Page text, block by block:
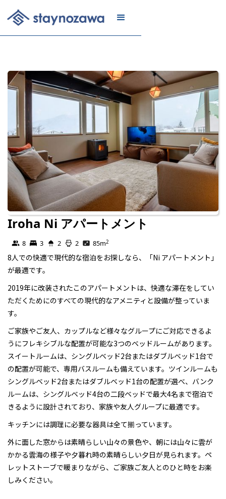
Iroha Ni アパートメント
8 3 2 2 85m2
8人での快適で現代的な宿泊をお探しなら、「Ni アパートメント」
が最適です。
2019年に改装されたこのアパートメントは、快適な滞在をしてい
ただくためにのすべての現代的なアメニティと設備が整っていま
す。
ご家族やご友人、カップルなど様々なグループにご対応できるよ
うにフレキシブルな配置が可能な3つのベッドルームがあります。
スイートルームは、シングルベッド2台またはダブルベッド1台で
の配置が可能で、専用バスルームも備えています。ツインルームも
シングルベッド2台またはダブルベッド1台の配置が選べ、バンク
ルームは、シングルベッド4台の二段ベッドで最大4名まで宿泊で
きるように設計されており、家族や友人グループに最適です。
キッチンには調理に必要な器具は全て揃っています。
外に面した窓からは素晴らしい山々の景色や、朝には山々に雲が
かかる雲海の様子や夕暮れ時の素晴らしい夕日が見られます。ペ
レットストーブで暖まりながら、ご家族ご友人とのひと時をお楽
しみください。